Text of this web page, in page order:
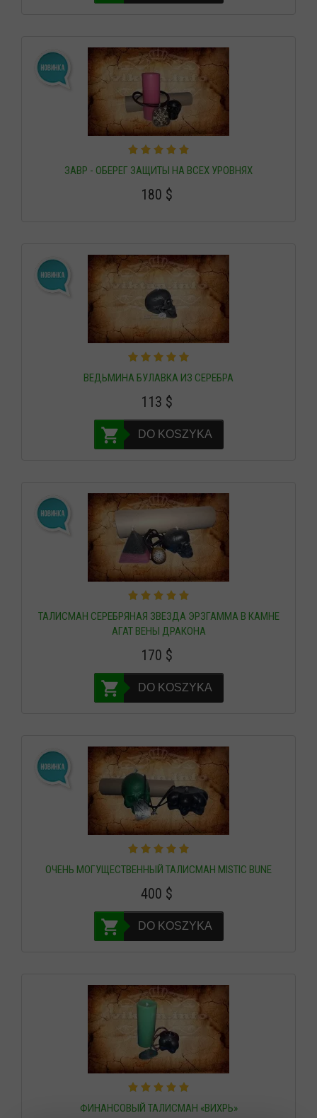
ЗАВР - ОБЕРЕГ ЗАЩИТЫ НА ВСЕХ УРОВНЯХ
180 $
ВЕДЬМИНА БУЛАВКА ИЗ СЕРЕБРА
113 $
DO KOSZYKA
ТАЛИСМАН СЕРЕБРЯНАЯ ЗВЕЗДА ЭРЗГАММА В КАМНЕ
АГАТ ВЕНЫ ДРАКОНА
170 $
DO KOSZYKA
ОЧЕНЬ МОГУЩЕСТВЕННЫЙ ТАЛИСМАН MISTIC BUNE
400 $
DO KOSZYKA
ФИНАНСОВЫЙ ТАЛИСМАН «ВИХРЬ»